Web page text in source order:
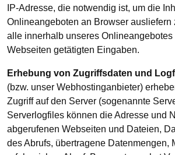
IP-Adresse, die notwendig ist, um die
Onlineangeboten an Browser ausliefern
alle innerhalb unseres Onlineangebotes
Webseiten getätigten Eingaben.
Erhebung von Zugriffsdaten und
(bzw. unser Webhostinganbieter)
Zugriff auf den Server (sogenannte
Serverlogfiles können die Adresse und
abgerufenen Webseiten und Dateien,
des Abrufs, übertragene Datenmengen,